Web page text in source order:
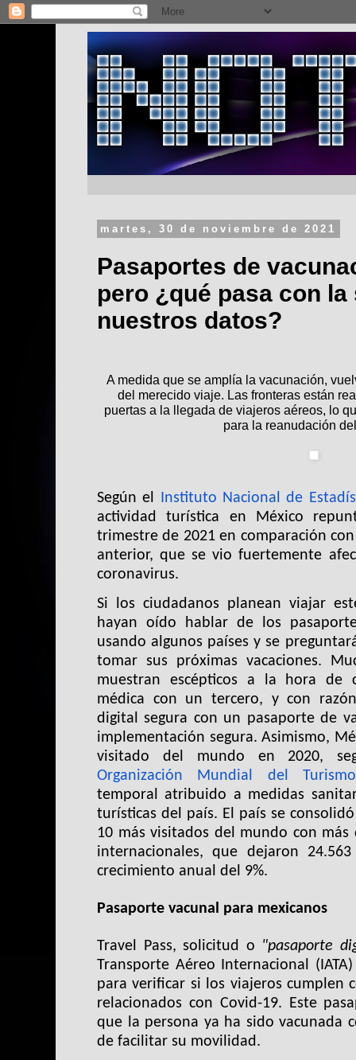
martes, 30 de noviembre de 2021
Pasaportes de
pero ¿qué pasa con
nuestros datos?
A medida que se amplía la vacunación,
del merecido viaje. Las fronteras están
puertas a la llegada de viajeros aéreos, lo
para la reanudación
Según el Instituto Nacional de
actividad turística en México
trimestre de 2021 en comparación
anterior, que se vio fuertemente
coronavirus.
Si los ciudadanos planean viajar
hayan oído hablar de los
usando algunos países y se
tomar sus próximas vacaciones.
muestran escépticos a la hora de
médica con un tercero, y con
digital segura con un pasaporte de
implementación segura. Asimismo,
visitado del mundo en 2020,
Organización Mundial del
temporal atribuido a medidas
turísticas del país. El país se
10 más visitados del mundo con
internacionales, que dejaron
crecimiento anual del 9%.
Pasaporte vacunal para mexicanos
Travel Pass, solicitud o "pasaporte
Transporte Aéreo Internacional
para verificar si los viajeros cumplen
relacionados con Covid-19. Este
que la persona ya ha sido vacunada
de facilitar su movilidad.